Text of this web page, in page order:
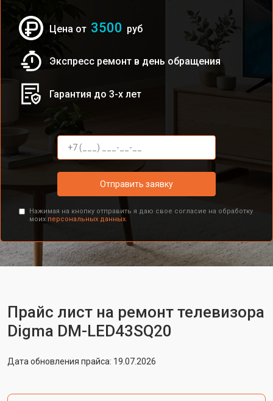
Цена от 3500 руб
Экспресс ремонт в день обращения
Гарантия до 3-х лет
Отправить заявку
Нажимая на кнопку отправить я даю свое согласие на обработку
моих персональных данных.
Прайс лист на ремонт телевизора
Digma DM-LED43SQ20
Дата обновления прайса: 19.07.2026